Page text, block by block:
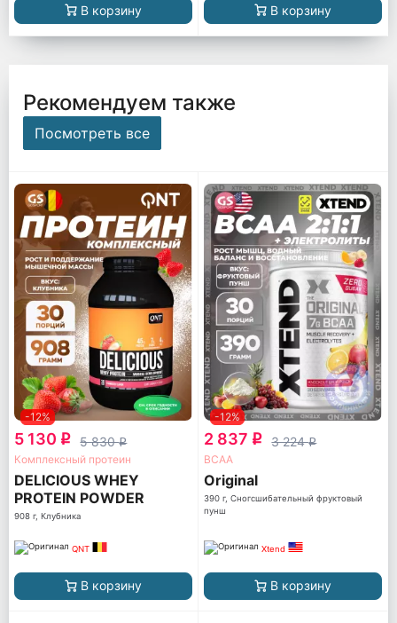
В корзину В корзину
Рекомендуем также
Посмотреть все
-12%
5 130 q 5 830q
Комплексный протеин
DELICIOUS WHEY
PROTEIN POWDER
908 г, Клубника
QNT
В корзину
-12%
2 837 q 3 224q
ВСАА
Original
390 г, Сногсшибательный фруктовый
пунш
Xtend
В корзину